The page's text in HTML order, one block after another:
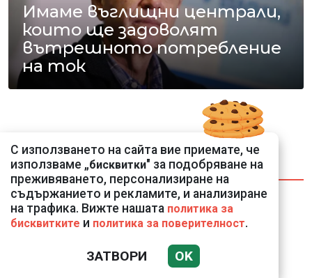
Имаме въглищни централи,
които ще задоволят
вътрешното потребление
на ток
НАЙ-ЧЕТЕНИ НАЙ-КОМЕНТИРАНИ
Подводни кадри от
Корфу разкриха
тревожна картина
С използването на сайта вие приемате, че
използваме „бисквитки" за подобряване на
преживяването, персонализиране на
съдържанието и рекламите, и анализиране
на трафика. Вижте нашата политика за
бисквитките и политика за поверителност.
ЗАТВОРИ OK